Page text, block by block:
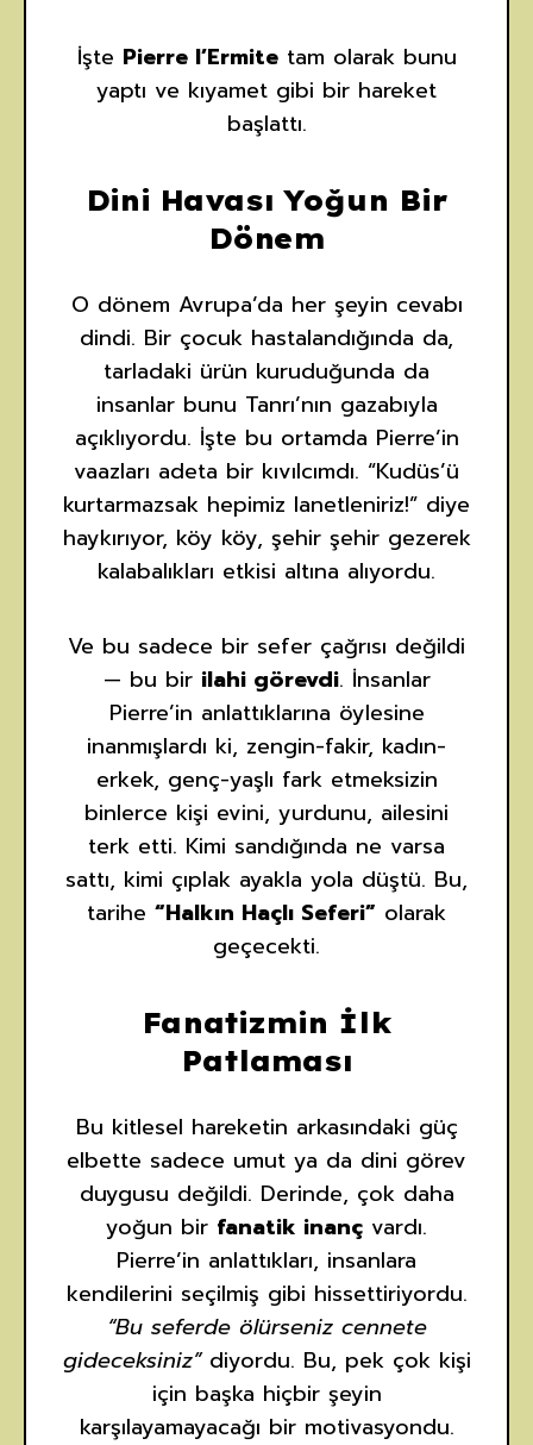
İşte Pierre l’Ermitetam olarak bunu
yaptı ve kıyamet gibi bir hareket
başlattı.
Dini Havası Yoğun Bir
Dönem
O dönem Avrupa’da her şeyin cevabı
dindi. Bir çocuk hastalandığında da,
tarladaki ürün kuruduğunda da
insanlar bunu Tanrı’nın gazabıyla
açıklıyordu. İşte bu ortamda Pierre’in
vaazları adeta bir kıvılcımdı. “Kudüs’ü
kurtarmazsak hepimiz lanetleniriz!” diye
haykırıyor, köy köy, şehir şehir gezerek
kalabalıkları etkisi altına alıyordu.
Ve bu sadece bir sefer çağrısı değildi
— bu bir ilahi görevdi. İnsanlar
Pierre’in anlattıklarına öylesine
inanmışlardı ki, zengin-fakir, kadın-
erkek, genç-yaşlı fark etmeksizin
binlerce kişi evini, yurdunu, ailesini
terk etti. Kimi sandığında ne varsa
sattı, kimi çıplak ayakla yola düştü. Bu,
tarihe “Halkın Haçlı Seferi” olarak
geçecekti.
Fanatizmin İlk
Patlaması
Bu kitlesel hareketin arkasındaki güç
elbette sadece umut ya da dini görev
duygusu değildi. Derinde, çok daha
yoğun bir fanatik inanç vardı.
Pierre’in anlattıkları, insanlara
kendilerini seçilmiş gibi hissettiriyordu.
“Bu seferde ölürseniz cennete
gideceksiniz”diyordu. Bu, pek çok kişi
için başka hiçbir şeyin
karşılayamayacağı bir motivasyondu.